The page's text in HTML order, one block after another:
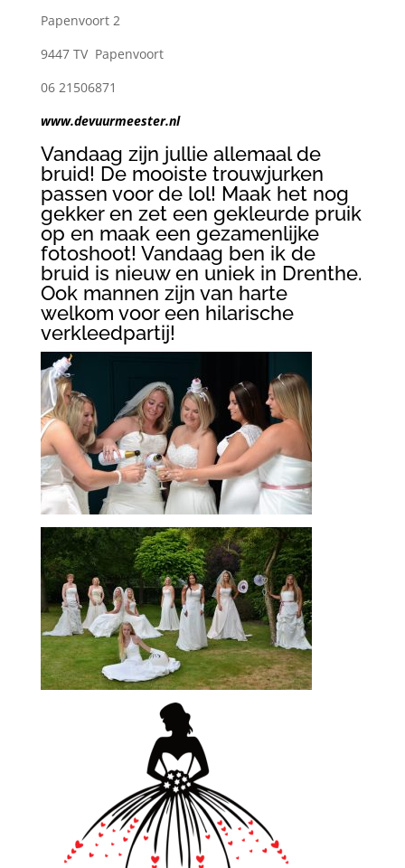
Papenvoort 2
9447 TV Papenvoort
06 21506871
www.devuurmeester.nl
Vandaag zijn jullie allemaal de
bruid! De mooiste trouwjurken
passen voor de lol! Maak het nog
gekker en zet een gekleurde pruik
op en maak een gezamenlijke
fotoshoot! Vandaag ben ik de
bruid is nieuw en uniek in Drenthe.
Ook mannen zijn van harte
welkom voor een hilarische
verkleedpartij!